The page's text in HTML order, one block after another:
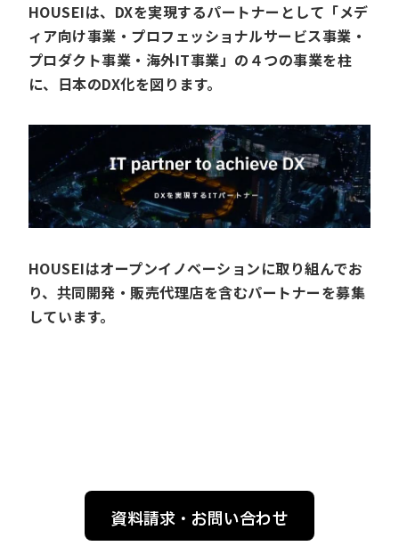
HOUSEIは、DXを実現するパートナーとして「メデ
ィア向け事業・プロフェッショナルサービス事業・
プロダクト事業・海外IT事業」の４つの事業を柱
に、日本のDX化を図ります。
HOUSEIはオープンイノベーションに取り組んでお
り、共同開発・販売代理店を含むパートナーを募集
しています。
資料請求・お問い合わせ